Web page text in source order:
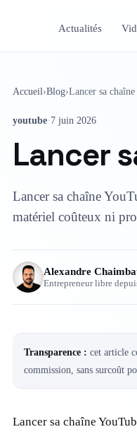
Actualités
Accueil›Blog›Lancer sa
youtube·7 juin 2026
Lancer
Lancer sa chaîne
matériel coûteux ni
Alexandre
Entrepreneur libre
Transparence : cet article
commission, sans surcoût
Lancer sa chaîne